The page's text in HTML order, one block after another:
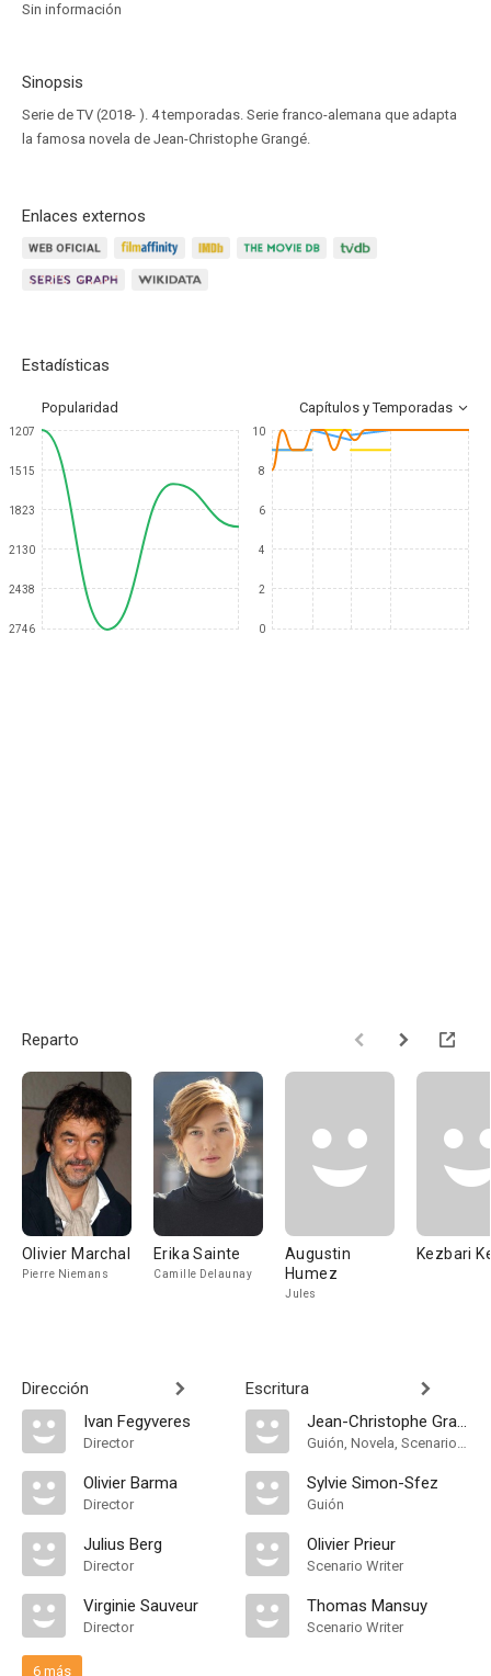
Sin información
Sinopsis
Serie de TV (2018- ). 4 temporadas. Serie franco-alemana que adapta
la famosa novela de Jean-Christophe Grangé.
Enlaces externos
Estadísticas
Popularidad Capítulos y Temporadas
1207
1515
1823
2130
2438
2746
10
8
6
4
2
0
Reparto
Olivier Marchal
Pierre Niemans
Erika Sainte
Camille Delaunay
Augustin
Humez
Jules
Kezbari
Dirección
Ivan Fegyveres
Director
Olivier Barma
Director
Julius Berg
Director
Virginie Sauveur
Director
6 más
Escritura
Jean-Christophe Grangé
Guión, Novela, Scenario Writer
Sylvie Simon-Sfez
Guión
Olivier Prieur
Scenario Writer
Thomas Mansuy
Scenario Writer